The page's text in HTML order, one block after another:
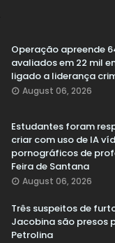
Operação apreende
avaliados em 22 mil
ligado a liderança
August 06, 2026
Estudantes foram
criar com uso de IA
pornográficos de
Feira de Santana
August 06, 2026
Três suspeitos de
Jacobina são presos
Petrolina